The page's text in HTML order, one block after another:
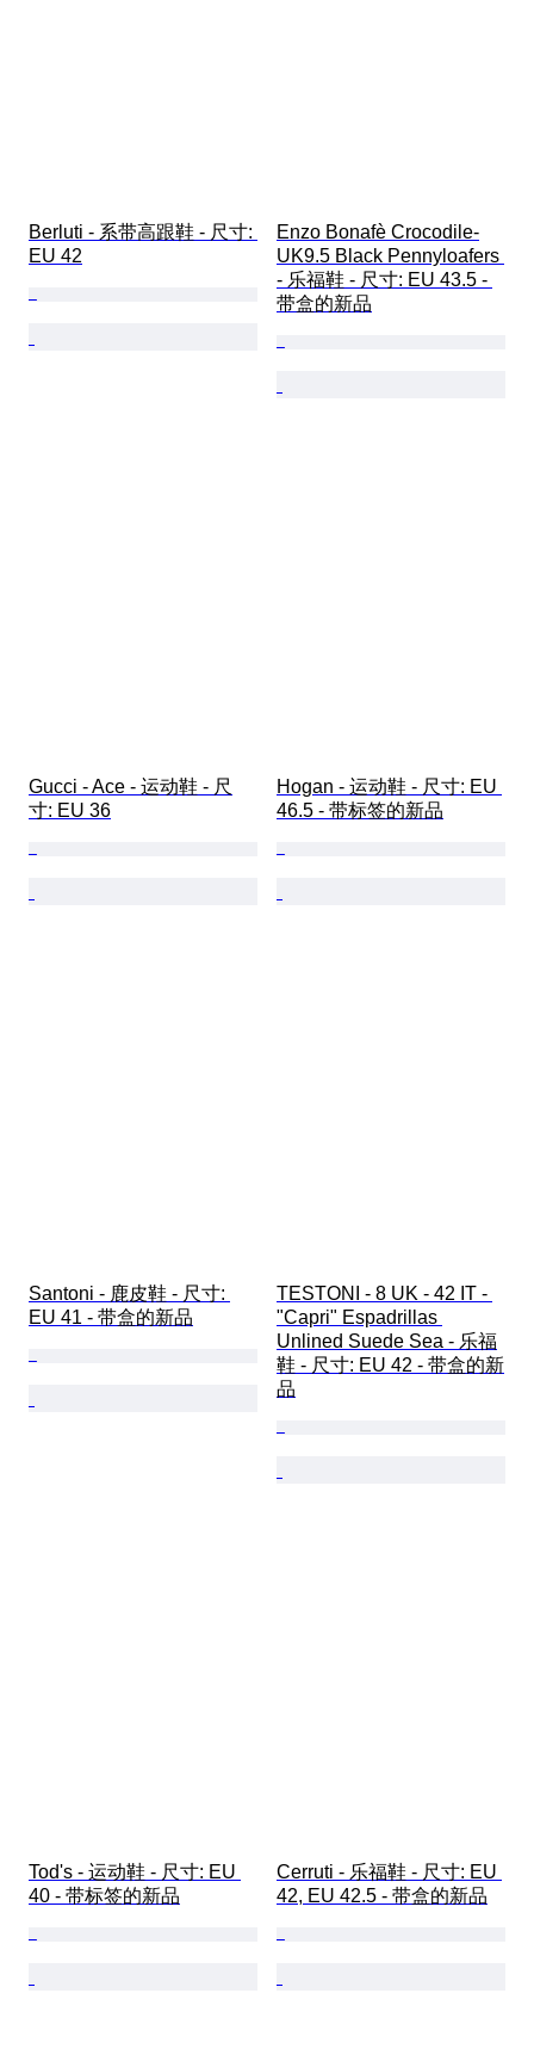
Berluti - 系带高跟鞋 - 尺寸:
EU 42
Enzo Bonafè Crocodile-
UK9.5 Black Pennyloafers
- 乐福鞋 - 尺寸: EU 43.5 -
带盒的新品
Gucci - Ace - 运动鞋 - 尺
寸: EU 36
Hogan - 运动鞋 - 尺寸: EU
46.5 - 带标签的新品
Santoni - 鹿皮鞋 - 尺寸:
EU 41 - 带盒的新品
TESTONI - 8 UK - 42 IT -
"Capri" Espadrillas
Unlined Suede Sea - 乐福
鞋 - 尺寸: EU 42 - 带盒的新
品
Tod's - 运动鞋 - 尺寸: EU
40 - 带标签的新品
Cerruti - 乐福鞋 - 尺寸: EU
42, EU 42.5 - 带盒的新品